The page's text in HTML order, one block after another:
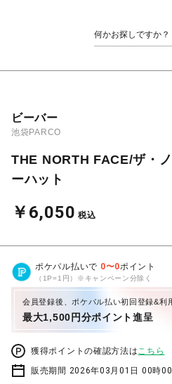
ビーバー
池袋PARCO
THE NORTH FACE/ザ・
ーハット
￥6,050 税込
ポケパル払いで 0〜0ポイント
（1P=1円）※キャンペーン分除く
会員登録後、ポケパル払い初回登録&利
最大1,500円分ポイント進呈
獲得ポイントの確認方法はこちら
販売期間 2026年03月01日 00時